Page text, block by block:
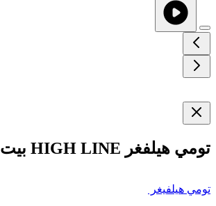
تومي هيلفغر HIGH LINE بيت لحاف 3 قطع
تومي هيلفيغر